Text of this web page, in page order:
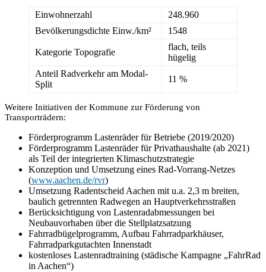
Einwohnerzahl
248.960
Bevölkerungsdichte Einw./km²
1548
Kategorie Topografie
flach, teils
hügelig
Anteil Radverkehr am Modal-
Split
11 %
Weitere Initiativen der Kommune zur Förderung von
Transporträdern:
Förderprogramm Lastenräder für Betriebe (2019/2020)
Förderprogramm Lastenräder für Privathaushalte (ab 2021)
als Teil der integrierten Klimaschutzstrategie
Konzeption und Umsetzung eines Rad-Vorrang-Netzes
(www.aachen.de/rvr)
Umsetzung Radentscheid Aachen mit u.a. 2,3 m breiten,
baulich getrennten Radwegen an Hauptverkehrsstraßen
Berücksichtigung von Lastenradabmessungen bei
Neubauvorhaben über die Stellplatzsatzung
Fahrradbügelprogramm, Aufbau Fahrradparkhäuser,
Fahrradparkgutachten Innenstadt
kostenloses Lastenradtraining (städische Kampagne „FahrRad
in Aachen“)